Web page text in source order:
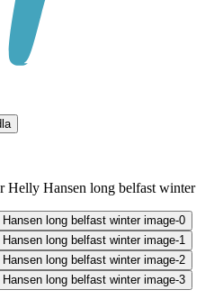
Helly Hansen long belfast winter